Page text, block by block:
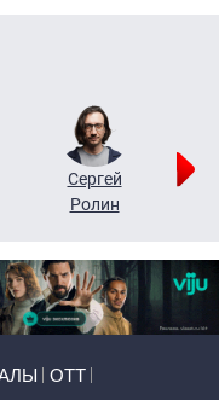
Сергей
Ролин
ОТТ